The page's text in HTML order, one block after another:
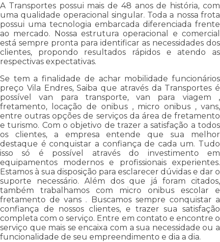
A Transportes possui mais de 48 anos de história, com
uma qualidade operacional singular. Toda a nossa frota
possui uma tecnologia embarcada diferenciada frente
ao mercado. Nossa estrutura operacional e comercial
está sempre pronta para identificar as necessidades dos
clientes, propondo resultados rápidos e atendo as
respectivas expectativas.
Se tem a finalidade de achar mobilidade funcionários
preço Vila Endres, Saiba que através da Transportes é
possível van para transporte, van para viagem ,
fretamento, locação de onibus , micro onibus , vans,
entre outras opções de serviços da área de fretamento
e turismo. Com o objetivo de trazer a satisfação a todos
os clientes, a empresa entende que sua melhor
destaque é conquistar a confiança de cada um. Tudo
isso só é possível através do investimento em
equipamentos modernos e profissionais experientes.
Estamos à sua disposição para esclarecer dúvidas e dar o
suporte necessário. Além dos que já foram citados,
também trabalhamos com micro onibus escolar e
fretamento de vans . Buscamos sempre conquistar a
confiança de nossos clientes, e trazer sua satisfação
completa com o serviço. Entre em contato e encontre o
serviço que mais se encaixa com a sua necessidade ou a
funcionalidade de seu empreendimento e dia a dia.